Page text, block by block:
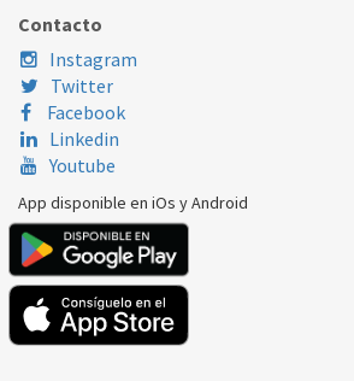
TEKA
Contacto
Instagram
Twitter
Facebook
Linkedin
Youtube
App disponible en iOs y Android